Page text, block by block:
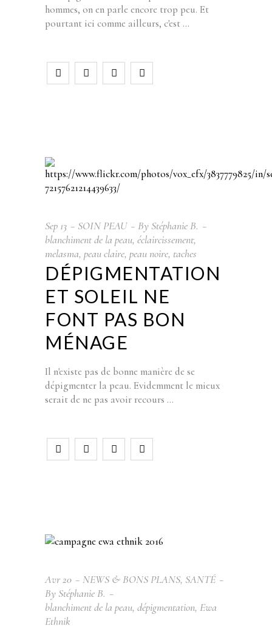
hommes, on en parle encore trop peu. Et
pourtant ici comme ailleurs, c'est
Sep 13 SOIN PEAU By Stéphanie B.
blanchiment de la peau, éclaircissement,
melasma, peau claire, peau noire, taches
DÉPIGMENTATION
ET SOLEIL NE
FONT PAS BON
MÉNAGE
Il n'existe pas de bonne manière de se
dépigmenter la peau. Evidemment le mieux
serait de ne pas avoir recours
Avr20 NEWS & BONS PLANS, SANTÉ
By Stéphanie B.
blanchiment de la peau, dépigmentation, Ewa
Ethnik